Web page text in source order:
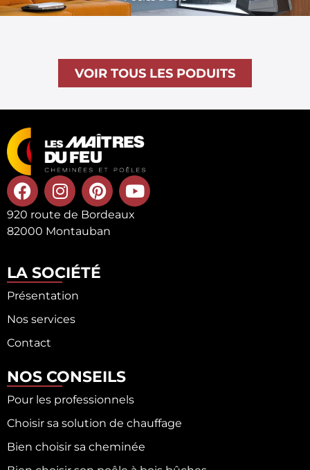
VOIR TOUS LES PODUITS
920 route de Bordeaux
82000 Montauban
LA SOCIÉTÉ
Présentation
Nos services
Contact
NOS CONSEILS
Pour les professionnels
Choisir sa solution de chauffage
Bien choisir sa cheminée